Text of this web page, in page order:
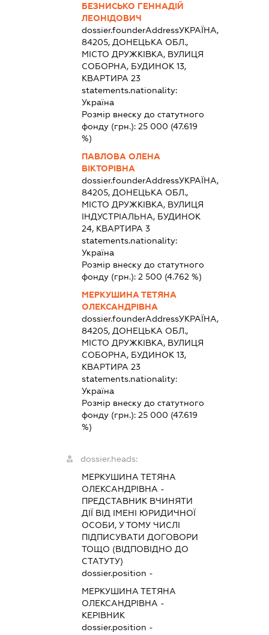
БЕЗНИСЬКО ГЕННАДІЙ
ЛЕОНІДОВИЧ
dossier.founderAddressУКРАЇНА,
84205, ДОНЕЦЬКА ОБЛ.,
МІСТО ДРУЖКІВКА, ВУЛИЦЯ
СОБОРНА, БУДИНОК 13,
КВАРТИРА 23
statements.nationality:
Україна
Розмір внеску до статутного
фонду (грн.): 25 000 (47.619
%)
ПАВЛОВА ОЛЕНА
ВІКТОРІВНА
dossier.founderAddressУКРАЇНА,
84205, ДОНЕЦЬКА ОБЛ.,
МІСТО ДРУЖКІВКА, ВУЛИЦЯ
ІНДУСТРІАЛЬНА, БУДИНОК
24, КВАРТИРА 3
statements.nationality:
Україна
Розмір внеску до статутного
фонду (грн.): 2 500 (4.762 %)
МЕРКУШИНА ТЕТЯНА
ОЛЕКСАНДРІВНА
dossier.founderAddressУКРАЇНА,
84205, ДОНЕЦЬКА ОБЛ.,
МІСТО ДРУЖКІВКА, ВУЛИЦЯ
СОБОРНА, БУДИНОК 13,
КВАРТИРА 23
statements.nationality:
Україна
Розмір внеску до статутного
фонду (грн.): 25 000 (47.619
%)
dossier.heads:
МЕРКУШИНА ТЕТЯНА
ОЛЕКСАНДРІВНА -
ПРЕДСТАВНИК ВЧИНЯТИ
ДІЇ ВІД ІМЕНІ ЮРИДИЧНОЇ
ОСОБИ, У ТОМУ ЧИСЛІ
ПІДПИСУВАТИ ДОГОВОРИ
ТОЩО (ВІДПОВІДНО ДО
СТАТУТУ)
dossier.position -
МЕРКУШИНА ТЕТЯНА
ОЛЕКСАНДРІВНА -
КЕРІВНИК
dossier.position -